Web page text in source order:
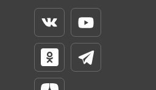
ВконтактеYoutube
Одноклассники
Телеграм